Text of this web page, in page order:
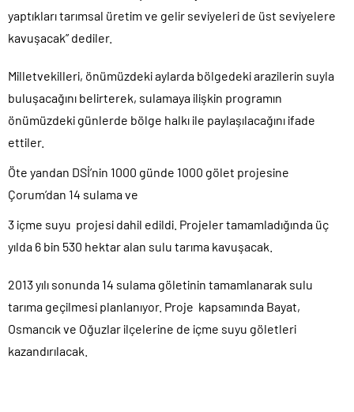
yaptıkları tarımsal üretim ve gelir seviyeleri de üst seviyelere
kavuşacak” dediler.
Milletvekilleri, önümüzdeki aylarda bölgedeki arazilerin suyla
buluşacağını belirterek, sulamaya ilişkin programın
önümüzdeki günlerde bölge halkı ile paylaşılacağını ifade
ettiler.
Öte yandan DSİ’nin 1000 günde 1000 gölet projesine
Çorum’dan 14 sulama ve
3 içme suyu projesi dahil edildi. Projeler tamamladığında üç
yılda 6 bin 530 hektar alan sulu tarıma kavuşacak.
2013 yılı sonunda 14 sulama göletinin tamamlanarak sulu
tarıma geçilmesi planlanıyor. Proje kapsamında Bayat,
Osmancık ve Oğuzlar ilçelerine de içme suyu göletleri
kazandırılacak.